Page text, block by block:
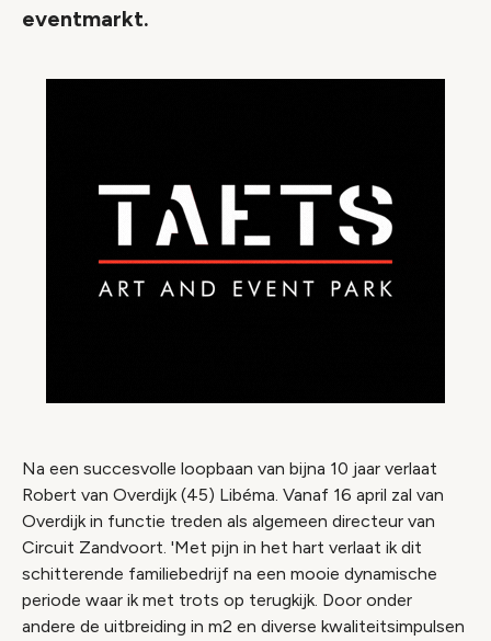
eventmarkt.
Na een succesvolle loopbaan van bijna 10 jaar verlaat
Robert van Overdijk (45) Libéma. Vanaf 16 april zal van
Overdijk in functie treden als algemeen directeur van
Circuit Zandvoort. 'Met pijn in het hart verlaat ik dit
schitterende familiebedrijf na een mooie dynamische
periode waar ik met trots op terugkijk. Door onder
andere de uitbreiding in m2 en diverse kwaliteitsimpulsen